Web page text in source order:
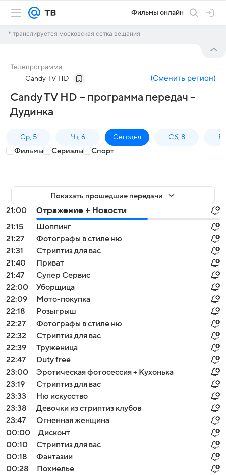
Фильмы онлайн
* транслируется московская сетка вещания
Телепрограмма
Candy TV HD (Сменить регион)
Candy TV HD – программа передач –
Дудинка
Ср, 5 Чт, 6 Сегодня Сб, 8
Фильмы Сериалы Спорт
Показать прошедшие передачи
21:00
Отражение + Новости
21:15
Шоппинг
21:27
Фотографы в стиле ню
21:31
Стриптиз для вас
21:40
Приват
21:47
Супер Сервис
22:00
Уборщица
22:09
Мото-покупка
22:18
Розыгрыш
22:27
Фотографы в стиле ню
22:32
Стриптиз для вас
22:39
Труженица
22:47
Duty free
23:00
Эротическая фотосессия + Кухонька
23:19
Стриптиз для вас
23:33
Ню искусство
23:38
Девочки из стриптиз клубов
23:47
Огненная женщина
00:00
Дисконт
00:10
Стриптиз для вас
00:18
Фантазии
00:28
Похмелье